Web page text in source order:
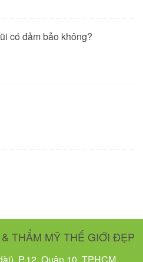
có đảm bảo không?
THẨM MỸ THẾ GIỚI ĐẸP